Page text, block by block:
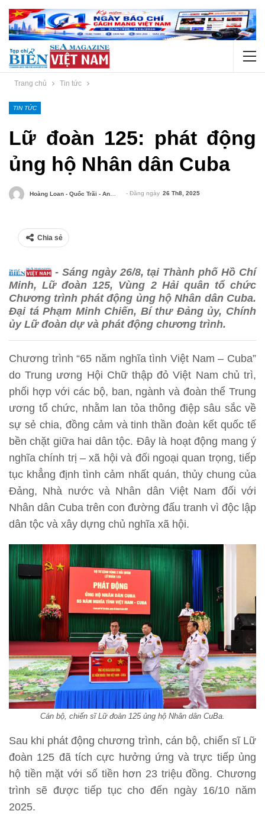
Trang chủ Tin tức
TIN TỨC
Lữ đoàn 125: phát động
ủng hộ Nhân dân Cuba
- Đăng ngày 26 Th8, 2025
Chia sẻ
- Sáng ngày 26/8, tại Thành phố Hồ Chí
Minh, Lữ đoàn 125, Vùng 2 Hải quân tổ chức
Chương trình phát động ủng hộ Nhân dân Cuba.
Đại tá Phạm Minh Chiến, Bí thư Đảng ủy, Chính
ủy Lữ đoàn dự và phát động chương trình.
Chương trình “65 năm nghĩa tình Việt Nam – Cuba”
do Trung ương Hội Chữ thập đỏ Việt Nam chủ trì,
phối hợp với các bộ, ban, ngành và đoàn thể Trung
ương tổ chức, nhằm lan tỏa thông điệp sâu sắc về
sự sẻ chia, đồng cảm và tinh thần đoàn kết quốc tế
bền chặt giữa hai dân tộc. Đây là hoạt động mang ý
nghĩa chính trị – xã hội và đối ngoại quan trọng, tiếp
tục khẳng định tình cảm nhất quán, thủy chung của
Đảng, Nhà nước và Nhân dân Việt Nam đối với
Nhân dân Cuba trên con đường đấu tranh vì độc lập
dân tộc và xây dựng chủ nghĩa xã hội.
Cán bộ, chiến sĩ Lữ đoàn 125 ủng hộ Nhân dân CuBa.
Sau khi phát động chương trình, cán bộ, chiến sĩ Lữ
đoàn 125 đã tích cực hưởng ứng và trực tiếp ủng
hộ tiền mặt với số tiền hơn 23 triệu đồng. Chương
trình sẽ được tiếp tục cho đến ngày 16/10 năm
2025.